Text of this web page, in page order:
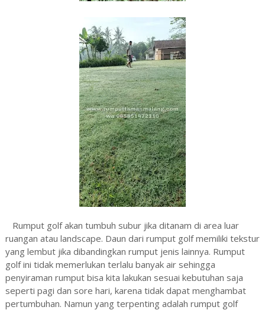
Rumput golf akan tumbuh subur jika ditanam di area luar
ruangan atau landscape. Daun dari rumput golf memiliki tekstur
yang lembut jika dibandingkan rumput jenis lainnya. Rumput
golf ini tidak memerlukan terlalu banyak air sehingga
penyiraman rumput bisa kita lakukan sesuai kebutuhan saja
seperti pagi dan sore hari, karena tidak dapat menghambat
pertumbuhan. Namun yang terpenting adalah rumput golf